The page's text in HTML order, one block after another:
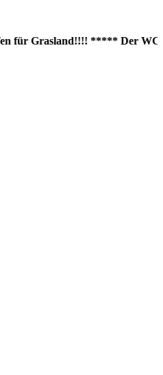
für Grasland!!!! ***** Der